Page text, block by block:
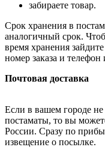
забираете товар.
Срок хранения в
аналогичный срок.
время хранения
номер заказа и телефон
Почтовая доставка
Если в вашем городе не
постаматы, то вы
России. Сразу по
извещение о посылке.